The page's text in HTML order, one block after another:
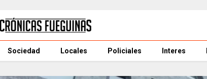
Sociedad Locales Policiales Interes